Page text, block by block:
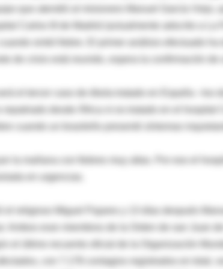
que atendió al misionero Manuel García Viejo,
de crisis está reunido, espera la confirmación de
el tercer caso de ébola tratado en España –los
repatriado desde África ni es tratado en el hospital
cuando un brasileño presentó síntomas
la mañana con fiebres muy altas. Por eso el
en urgencias.
el religioso Miguel Pajares y 13 días después
el último recuento oficial de la Organización
con 7.178 contagios registrados en total,